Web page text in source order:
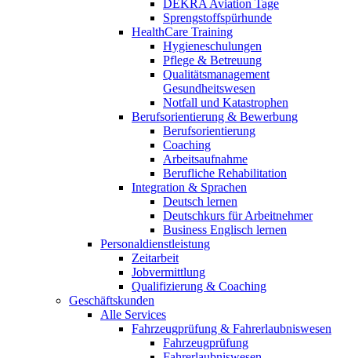
DEKRA Aviation Tage
Sprengstoffspürhunde
HealthCare Training
Hygieneschulungen
Pflege & Betreuung
Qualitätsmanagement
Gesundheitswesen
Notfall und Katastrophen
Berufsorientierung & Bewerbung
Berufsorientierung
Coaching
Arbeitsaufnahme
Berufliche Rehabilitation
Integration & Sprachen
Deutsch lernen
Deutschkurs für Arbeitnehmer
Business Englisch lernen
Personaldienstleistung
Zeitarbeit
Jobvermittlung
Qualifizierung & Coaching
Geschäftskunden
Alle Services
Fahrzeugprüfung & Fahrerlaubniswesen
Fahrzeugprüfung